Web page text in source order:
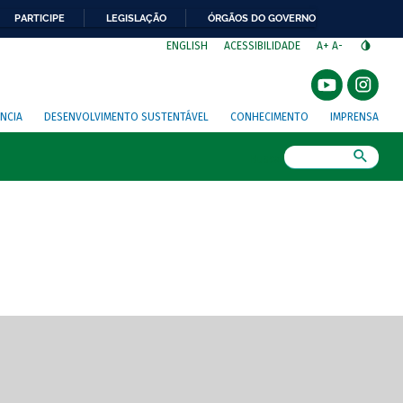
PARTICIPE LEGISLAÇÃO ÓRGÃOS DO GOVERNO
ENGLISH ACESSIBILIDADE A+ A-
DESENVOLVIMENTO SUSTENTÁVEL CONHECIMENTO IMPRENSA
de tela